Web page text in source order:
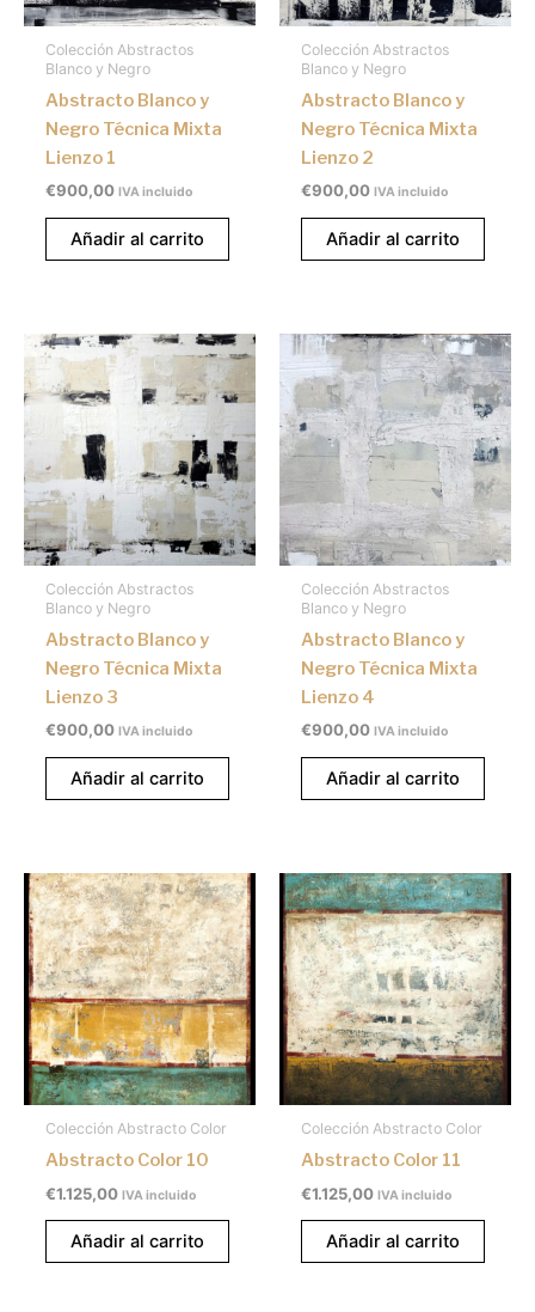
Colección Abstractos
Blanco y Negro
Abstracto Blanco y
Negro Técnica Mixta
Lienzo 1
€900,00 IVA incluido
Añadir al carrito
Colección Abstractos
Blanco y Negro
Abstracto Blanco y
Negro Técnica Mixta
Lienzo 2
€900,00 IVA incluido
Añadir al carrito
Colección Abstractos
Blanco y Negro
Abstracto Blanco y
Negro Técnica Mixta
Lienzo 3
€900,00 IVA incluido
Añadir al carrito
Colección Abstractos
Blanco y Negro
Abstracto Blanco y
Negro Técnica Mixta
Lienzo 4
€900,00 IVA incluido
Añadir al carrito
Colección Abstracto Color
Abstracto Color 10
€1.125,00 IVA incluido
Añadir al carrito
Colección Abstracto Color
Abstracto Color 11
€1.125,00 IVA incluido
Añadir al carrito